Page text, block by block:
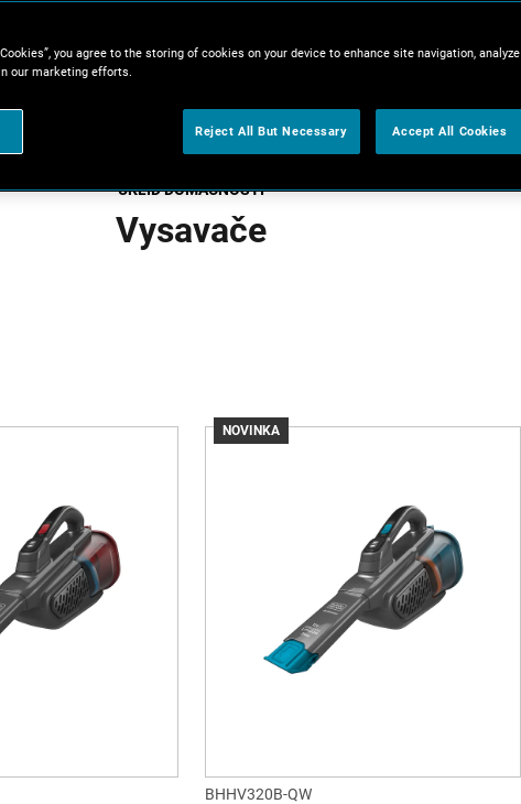
ÚKLID DOMÁCNOSTI
Vysavače
NOVINKA
BHHV320B-QW
you agree to the storing of cookies on your device to enhance site navigation, analyze
our marketing efforts.
Reject All But Necessary Accept All Cookies